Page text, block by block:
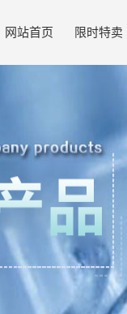
网站首页 限时特卖